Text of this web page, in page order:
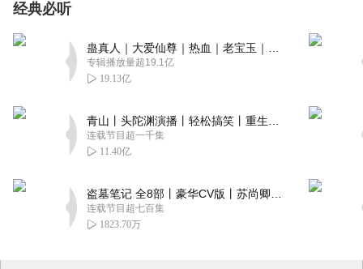
经典必听
专辑播放量超19.1亿
19.13亿
连载节目超一千集
11.40亿
连载节目超七百集
1823.70万